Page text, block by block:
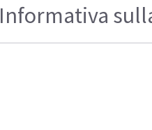
Informativa